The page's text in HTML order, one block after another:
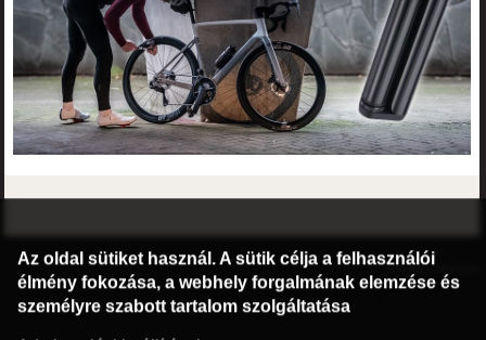
©2016 Radburg Kft.
Honlap: webtoday
Az oldal sütiket használ. A sütik célja a felhasználói
élmény fokozása, a webhely forgalmának elemzése és
személyre szabott tartalom szolgáltatása